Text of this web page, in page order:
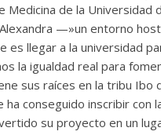
de la Universidad
—»un entorno
llegar a la universidad
la igualdad real para
sus raíces en la tribu Ibo
conseguido inscribir con
su proyecto en un